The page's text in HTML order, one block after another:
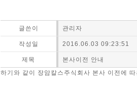
글쓴이 관리자
작성일 2016.06.03 09:23:51
제목
본사이전 안내
하기와 같이 장암칼스주식회사 본사 이전에